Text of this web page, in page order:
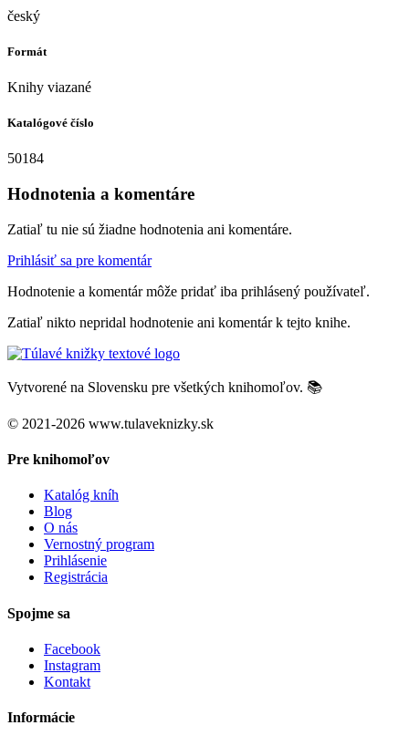
český
Formát
Knihy viazané
Katalógové číslo
50184
Hodnotenia a komentáre
Zatiaľ tu nie sú žiadne hodnotenia ani komentáre.
Prihlásiť sa pre komentár
Hodnotenie a komentár môže pridať iba prihlásený používateľ.
Zatiaľ nikto nepridal hodnotenie ani komentár k tejto knihe.
Vytvorené na Slovensku pre všetkých knihomoľov. 📚
© 2021-2026 www.tulaveknizky.sk
Pre knihomoľov
Katalóg kníh
Blog
O nás
Vernostný program
Prihlásenie
Registrácia
Spojme sa
Facebook
Instagram
Kontakt
Informácie